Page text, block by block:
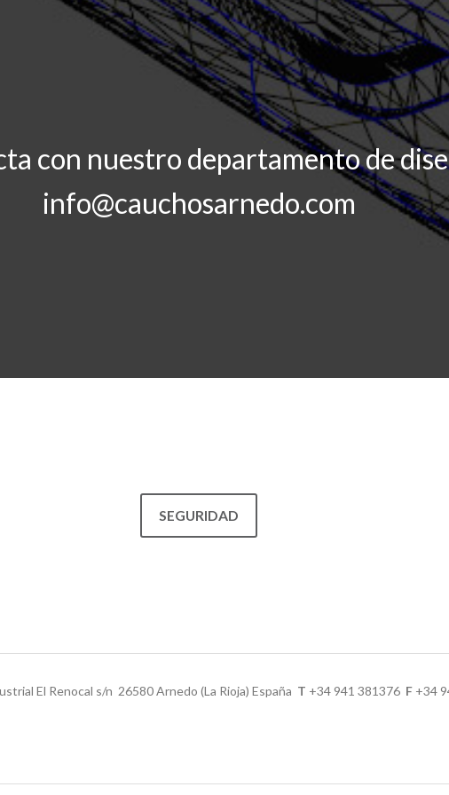
con nuestro departamento de
info@cauchosarnedo.com
SEGURIDAD
El Renocal s/n 26580 Arnedo (La Rioja) España T +34 941 381376 F +34